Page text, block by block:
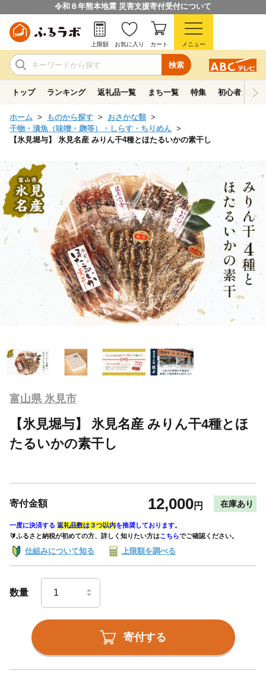
令和８年熊本地震 災害支援寄付受付について
検索
上限額 お気に入り カート メニュー
トップ ランキング 返礼品一覧 まち一覧 特集 初心者ガイド
ホーム ものから探す
おさかな類
干物・漬魚（味噌・麹等）・しらす・ちりめん
【氷見堀与】 氷見名産 みりん干4種とほたるいかの素干し
富山県 氷見市
【氷見堀与】 氷見名産 みりん干4種とほ
たるいかの素干し
寄付金額 12,000円 在庫あり
一度に決済する 返礼品数は３つ以内を推奨しております。
🔰ふるさと納税が初めての方、詳しく知りたい方はこちらでご確認ください。
仕組みについて知る 上限額を調べる
数量
寄付する